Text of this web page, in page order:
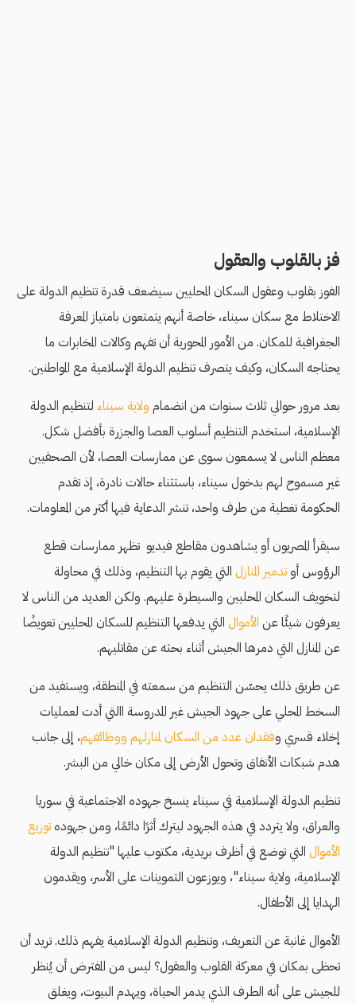
فز بالقلوب والعقول
الفوز بقلوب وعقول السكان المحليين سيضعف قدرة تنظيم الدولة على
الاختلاط مع سكان سيناء، خاصة أنهم يتمتعون بامتياز المعرفة
الجغرافية للمكان. من الأمور المحورية أن تفهم وكالات المخابرات ما
يحتاجه السكان، وكيف يتصرف تنظيم الدولة الإسلامية مع المواطنين.
بعد مرور حوالي ثلاث سنوات من انضمام ولاية سيناء لتنظيم الدولة
الإسلامية، استخدم التنظيم أسلوب العصا والجزرة بأفضل شكل.
معظم الناس لا يسمعون سوى عن ممارسات العصا، لأن الصحفيين
غير مسموح لهم بدخول سيناء، باستثناء حالات نادرة، إذ تقدم
الحكومة تغطية من طرف واحد، تنشر الدعاية فيها أكثر من المعلومات.
سيقرأ المصريون أو يشاهدون مقاطع فيديو تظهر ممارسات قطع
الرؤوس أوتدمير المنازل التي يقوم بها التنظيم، وذلك في محاولة
لتخويف السكان المحليين والسيطرة عليهم. ولكن العديد من الناس لا
يعرفون شيئًا عن الأموال التي يدفعها التنظيم للسكان المحليين تعويضًا
عن المنازل التي دمرها الجيش أثناء بحثه عن مقاتليهم.
عن طريق ذلك يحسّن التنظيم من سمعته في المنطقة، ويستفيد من
السخط المحلي على جهود الجيش غير المدروسة االتي أدت لعمليات
إخلاء قسري وفقدان عدد من السكان لمنازلهم ووظائفهم، إلى جانب
هدم شبكات الأنفاق وتحول الأرض إلى مكان خالي من البشر.
تنظيم الدولة الإسلامية في سيناء ينسخ جهوده الاجتماعية في سوريا
والعراق، ولا يتردد في هذه الجهود ليترك أثرًا دائمًا، ومن جهوده توزيع
الأموال التي توضع في أظرف بريدية، مكتوب عليها "تنظيم الدولة
الإسلامية، ولاية سيناء"، ويوزعون التموينات على الأسر، ويقدمون
الهدايا إلى الأطفال.
الأموال غانية عن التعريف، وتنظيم الدولة الإسلامية يفهم ذلك. تريد أن
تحظى بمكان في معركة القلوب والعقول؟ ليس من المفترض أن يُنظر
للجيش على أنه الطرف الذي يدمر الحياة، ويهدم البيوت، ويغلق